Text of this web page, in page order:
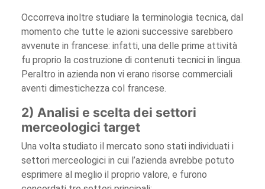
Occorreva inoltre studiare la terminologia tecnica, dal
momento che tutte le azioni successive sarebbero
avvenute in francese: infatti, una delle prime attività
fu proprio la costruzione di contenuti tecnici in lingua.
Peraltro in azienda non vi erano risorse commerciali
aventi dimestichezza col francese.
2) Analisi e scelta dei settori
merceologici target
Una volta studiato il mercato sono stati individuati i
settori merceologici in cui l’azienda avrebbe potuto
esprimere al meglio il proprio valore, e furono